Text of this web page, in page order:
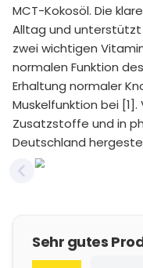
MCT-Kokosöl. Die
Alltag und
zwei wichtigen
normalen Funktion
Erhaltung normaler
Muskelfunktion bei
Zusatzstoffe und in
Deutschland
Previous slide
Sehr gutes